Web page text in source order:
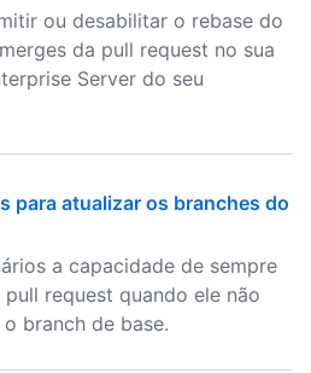
ou desabilitar o rebase do
da pull request no sua
Server do seu
para atualizar os branches do
a capacidade de sempre
request quando ele não
branch de base.